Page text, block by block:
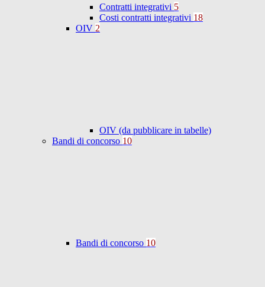
Contratti integrativi 5
Costi contratti integrativi 18
OIV 2
OIV (da pubblicare in tabelle)
Bandi di concorso 10
Bandi di concorso 10